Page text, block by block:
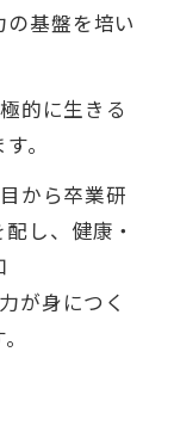
基盤を培い
的に生きる
。
から卒業研
し、健康・
が身につく